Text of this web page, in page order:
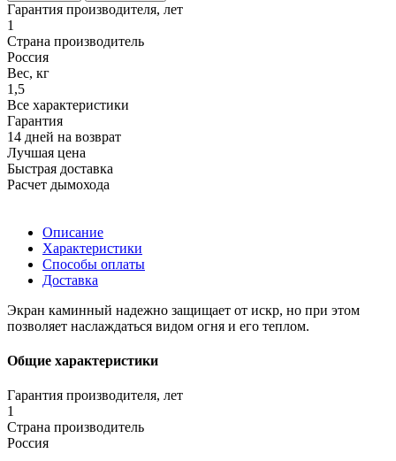
Гарантия производителя, лет
1
Страна производитель
Россия
Вес, кг
1,5
Все характеристики
Гарантия
14 дней на возврат
Лучшая цена
Быстрая доставка
Расчет дымохода
Описание
Характеристики
Способы оплаты
Доставка
Экран каминный надежно защищает от искр, но при этом
позволяет наслаждаться видом огня и его теплом.
Общие характеристики
Гарантия производителя, лет
1
Страна производитель
Россия